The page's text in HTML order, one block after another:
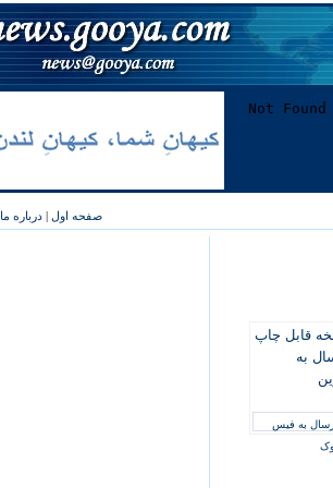
صفحه اول | درباره ما
قابل چاپ
به
به فیس